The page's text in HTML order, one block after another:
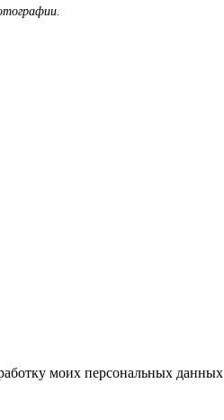
моих персональных данных